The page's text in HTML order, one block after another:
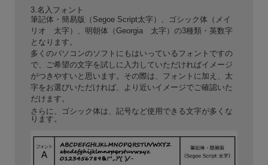
3.名入フォント
筆記体・簡易版（Segoe Script太字）、ゴシック体（メイ
リオ 太字）、明朝体（Georgia 太字）の3種類・英数字
となります。
多くのパソコンのソフトにもはいっているフォントですの
で、ご希望の文字を試しに入力していただければイメージ
がつきやすいと思います。その際は、フォントに加え、太
字をお選びいただければ、より近いイメージでご確認いた
だけます。
さらに、ゴシック体は、記号など使用できる文字が多くな
ります。